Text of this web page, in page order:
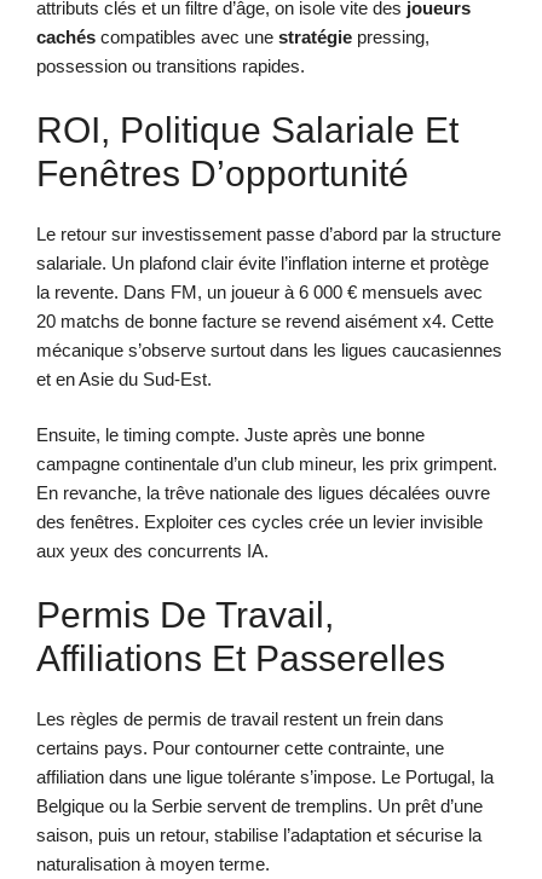
attributs clés et un filtre d’âge, on isole vite des joueurs
cachés compatibles avec une stratégie pressing,
possession ou transitions rapides.
ROI, Politique Salariale Et
Fenêtres D’opportunité
Le retour sur investissement passe d’abord par la structure
salariale. Un plafond clair évite l’inflation interne et protège
la revente. Dans FM, un joueur à 6 000 € mensuels avec
20 matchs de bonne facture se revend aisément x4. Cette
mécanique s’observe surtout dans les ligues caucasiennes
et en Asie du Sud-Est.
Ensuite, le timing compte. Juste après une bonne
campagne continentale d’un club mineur, les prix grimpent.
En revanche, la trêve nationale des ligues décalées ouvre
des fenêtres. Exploiter ces cycles crée un levier invisible
aux yeux des concurrents IA.
Permis De Travail,
Affiliations Et Passerelles
Les règles de permis de travail restent un frein dans
certains pays. Pour contourner cette contrainte, une
affiliation dans une ligue tolérante s’impose. Le Portugal, la
Belgique ou la Serbie servent de tremplins. Un prêt d’une
saison, puis un retour, stabilise l’adaptation et sécurise la
naturalisation à moyen terme.